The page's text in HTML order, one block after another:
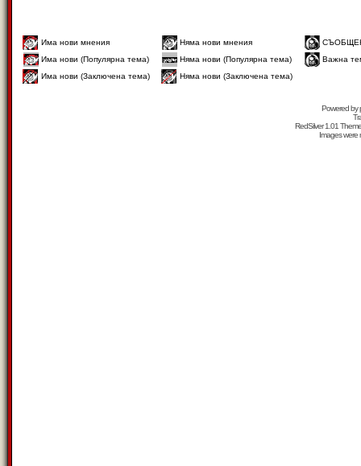
Има нови мнения Няма нови мнения
Има нови (Популярна тема)
Няма нови (Популярна тема)
Важна
Има нови (Заключена тема)
Няма нови (Заключена тема)
Powered by
RedSilver 1.01
Images were